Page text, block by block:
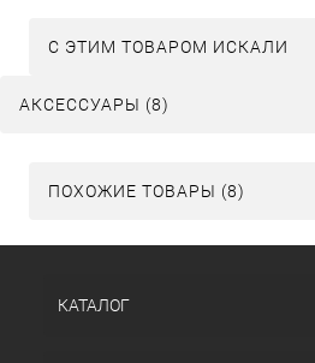
C ЭТИМ ТОВАРОМ ИСКАЛИ
АКСЕССУАРЫ (8)
ПОХОЖИЕ ТОВАРЫ (8)
КАТАЛОГ